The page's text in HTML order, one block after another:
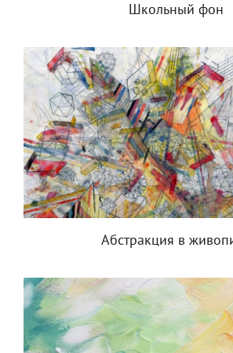
Школьный фон
Абстракция в